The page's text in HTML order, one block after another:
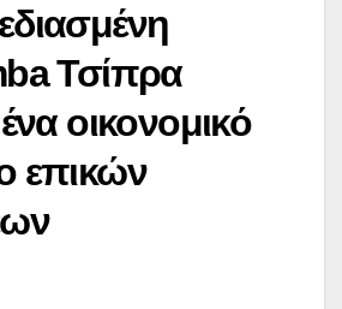
Τσίπρα
οικονομικό
επικών